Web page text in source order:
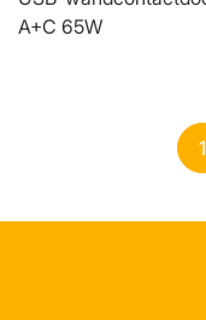
A+C 65W
1